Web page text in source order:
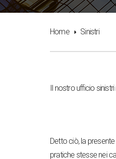
Home Sinistri
Il nostro ufficio
Detto ciò, la
pratiche stesse nei